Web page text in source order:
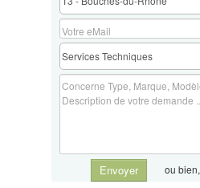
Envoyer ou bien,